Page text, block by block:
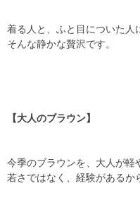
着る人と、ふと目についた人
そんな静かな贅沢です。
【大人のブラウン】
今季のブラウンを、大人が軽
若さではなく、経験があるか